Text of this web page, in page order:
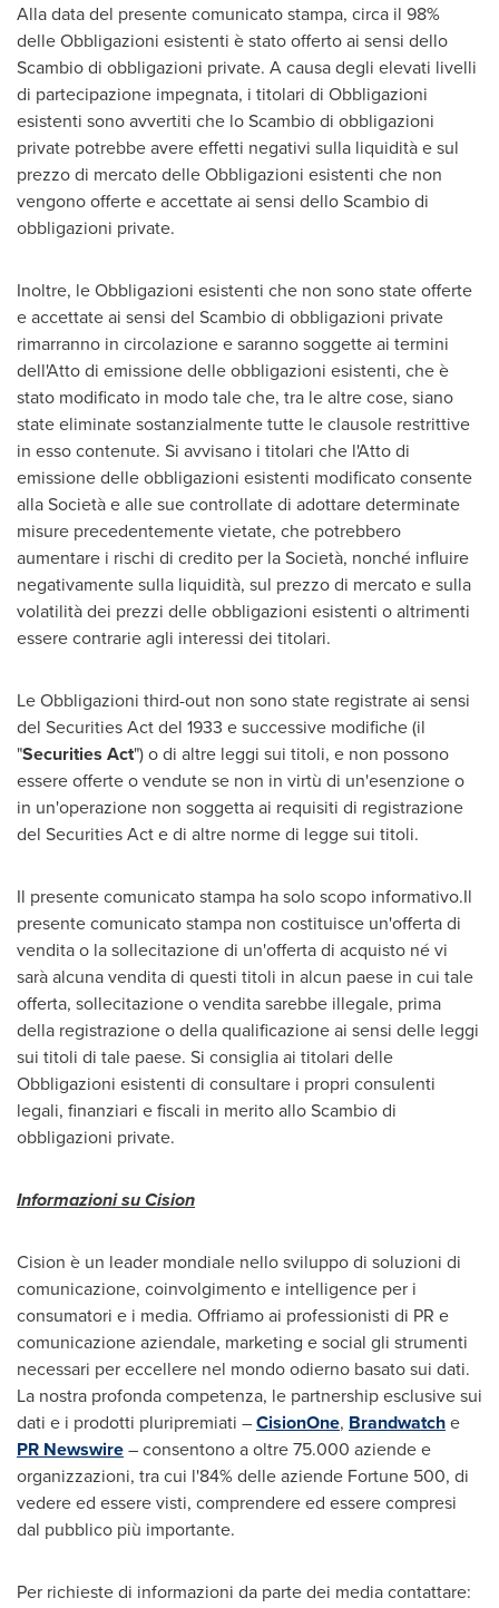
Alla data del presente comunicato stampa, circa il 98%
delle Obbligazioni esistenti è stato offerto ai sensi dello
Scambio di obbligazioni private. A causa degli elevati livelli
di partecipazione impegnata, i titolari di Obbligazioni
esistenti sono avvertiti che lo Scambio di obbligazioni
private potrebbe avere effetti negativi sulla liquidità e sul
prezzo di mercato delle Obbligazioni esistenti che non
vengono offerte e accettate ai sensi dello Scambio di
obbligazioni private.
Inoltre, le Obbligazioni esistenti che non sono state offerte
e accettate ai sensi del Scambio di obbligazioni private
rimarranno in circolazione e saranno soggette ai termini
dell'Atto di emissione delle obbligazioni esistenti, che è
stato modificato in modo tale che, tra le altre cose, siano
state eliminate sostanzialmente tutte le clausole restrittive
in esso contenute. Si avvisano i titolari che l'Atto di
emissione delle obbligazioni esistenti modificato consente
alla Società e alle sue controllate di adottare determinate
misure precedentemente vietate, che potrebbero
aumentare i rischi di credito per la Società, nonché influire
negativamente sulla liquidità, sul prezzo di mercato e sulla
volatilità dei prezzi delle obbligazioni esistenti o altrimenti
essere contrarie agli interessi dei titolari.
Le Obbligazioni third-out non sono state registrate ai sensi
del Securities Act del 1933 e successive modifiche (il
"Securities Act") o di altre leggi sui titoli, e non possono
essere offerte o vendute se non in virtù di un'esenzione o
in un'operazione non soggetta ai requisiti di registrazione
del Securities Act e di altre norme di legge sui titoli.
Il presente comunicato stampa ha solo scopo informativo.Il
presente comunicato stampa non costituisce un'offerta di
vendita o la sollecitazione di un'offerta di acquisto né vi
sarà alcuna vendita di questi titoli in alcun paese in cui tale
offerta, sollecitazione o vendita sarebbe illegale, prima
della registrazione o della qualificazione ai sensi delle leggi
sui titoli di tale paese. Si consiglia ai titolari delle
Obbligazioni esistenti di consultare i propri consulenti
legali, finanziari e fiscali in merito allo Scambio di
obbligazioni private.
Informazioni su Cision
Cision è un leader mondiale nello sviluppo di soluzioni di
comunicazione, coinvolgimento e intelligence per i
consumatori e i media. Offriamo ai professionisti di PR e
comunicazione aziendale, marketing e social gli strumenti
necessari per eccellere nel mondo odierno basato sui dati.
La nostra profonda competenza, le partnership esclusive sui
dati e i prodotti pluripremiati –CisionOne, Brandwatche
PR Newswire– consentono a oltre 75.000 aziende e
organizzazioni, tra cui l'84% delle aziende Fortune 500, di
vedere ed essere visti, comprendere ed essere compresi
dal pubblico più importante.
Per richieste di informazioni da parte dei media contattare: